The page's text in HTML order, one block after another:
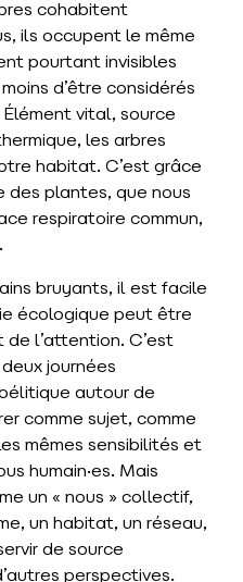
cohabitent
ils occupent le même
pourtant invisibles
d’être considérés
Élément vital, source
les arbres
habitat. C’est grâce
des plantes, que nous
respiratoire commun,
bruyants, il est facile
écologique peut être
l’attention. C’est
journées
autour de
comme sujet, comme
mêmes sensibilités et
humain·es. Mais
un « nous » collectif,
un habitat, un réseau,
de source
perspectives.